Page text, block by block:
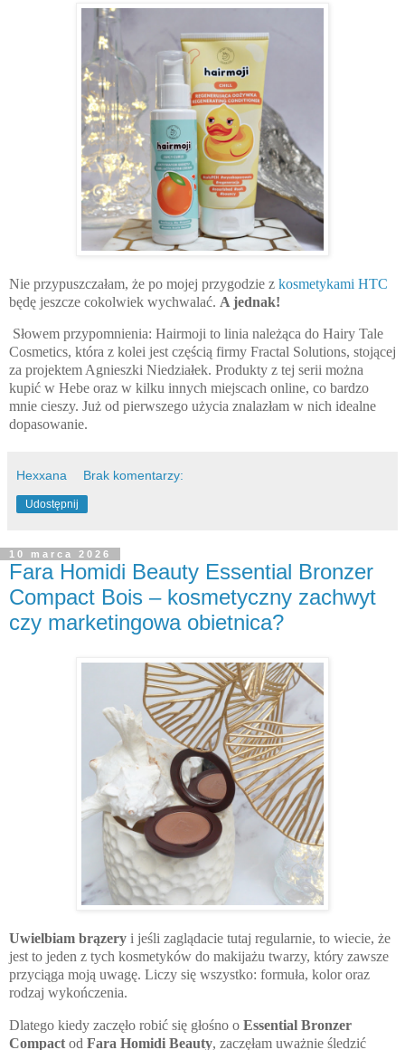
Nie przypuszczałam, że po mojej przygodzie z kosmetykami HTC
będę jeszcze cokolwiek wychwalać. A jednak!
Słowem przypomnienia: Hairmoji to linia należąca do Hairy Tale
Cosmetics, która z kolei jest częścią firmy Fractal Solutions, stojącej
za projektem Agnieszki Niedziałek. Produkty z tej serii można
kupić w Hebe oraz w kilku innych miejscach online, co bardzo
mnie cieszy. Już od pierwszego użycia znalazłam w nich idealne
dopasowanie.
Hexxana Brak komentarzy:
Udostępnij
10 marca 2026
Fara Homidi Beauty Essential Bronzer
Compact Bois – kosmetyczny zachwyt
czy marketingowa obietnica?
Uwielbiam brązery i jeśli zaglądacie tutaj regularnie, to wiecie, że
jest to jeden z tych kosmetyków do makijażu twarzy, który zawsze
przyciąga moją uwagę. Liczy się wszystko: formuła, kolor oraz
rodzaj wykończenia.
Dlatego kiedy zaczęło robić się głośno o Essential Bronzer
Compact od Fara Homidi Beauty, zaczęłam uważnie śledzić